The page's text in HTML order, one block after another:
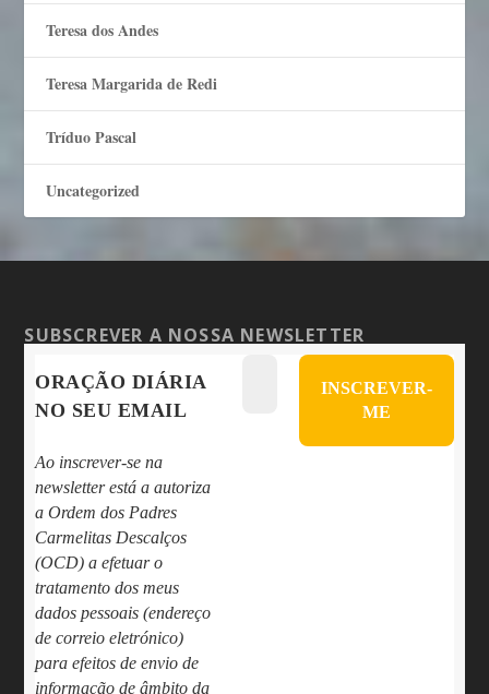
Teresa dos Andes
Teresa Margarida de Redi
Tríduo Pascal
Uncategorized
SUBSCREVER A NOSSA NEWSLETTER
ORAÇÃO DIÁRIA
NO SEU EMAIL
Ao inscrever-se na
newsletter está a autoriza
a Ordem dos Padres
Carmelitas Descalços
(OCD) a efetuar o
tratamento dos meus
dados pessoais (endereço
de correio eletrónico)
para efeitos de envio de
informação de âmbito da